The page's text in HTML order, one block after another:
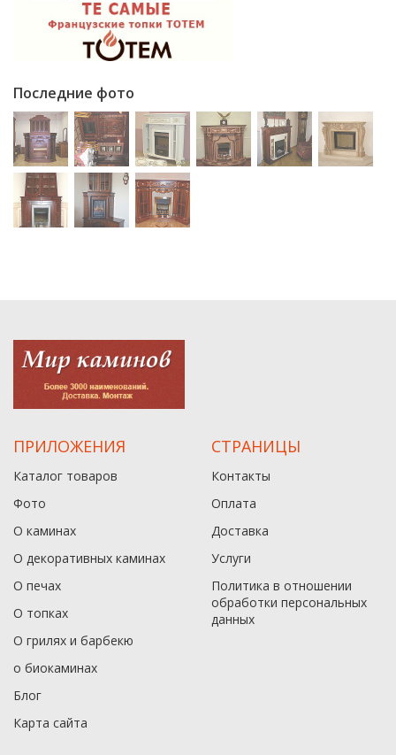
Последние фото
ПРИЛОЖЕНИЯ
Каталог товаров
Фото
О каминах
О декоративных каминах
О печах
О топках
О грилях и барбекю
о биокаминах
Блог
Карта сайта
СТРАНИЦЫ
Контакты
Оплата
Доставка
Услуги
Политика в отношении
обработки персональных
данныx